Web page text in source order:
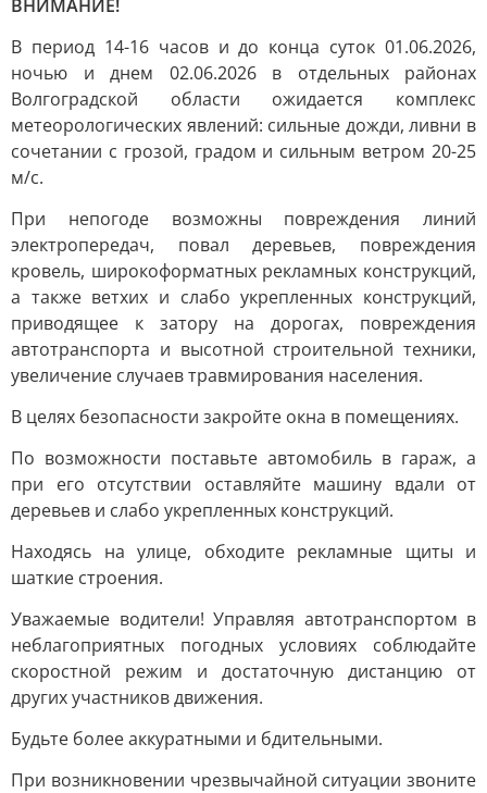
ВНИМАНИЕ!
В период 14-16 часов и до конца суток 01.06.2026,
ночью и днем 02.06.2026 в отдельных районах
Волгоградской области ожидается комплекс
метеорологических явлений: сильные дожди, ливни в
сочетании с грозой, градом и сильным ветром 20-25
м/с.
При непогоде возможны повреждения линий
электропередач, повал деревьев, повреждения
кровель, широкоформатных рекламных конструкций,
а также ветхих и слабо укрепленных конструкций,
приводящее к затору на дорогах, повреждения
автотранспорта и высотной строительной техники,
увеличение случаев травмирования населения.
В целях безопасности закройте окна в помещениях.
По возможности поставьте автомобиль в гараж, а
при его отсутствии оставляйте машину вдали от
деревьев и слабо укрепленных конструкций.
Находясь на улице, обходите рекламные щиты и
шаткие строения.
Уважаемые водители! Управляя автотранспортом в
неблагоприятных погодных условиях соблюдайте
скоростной режим и достаточную дистанцию от
других участников движения.
Будьте более аккуратными и бдительными.
При возникновении чрезвычайной ситуации звоните